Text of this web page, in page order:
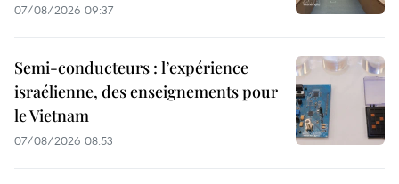
07/08/2026 09:37
Semi-conducteurs : l’expérience
israélienne, des enseignements pour
le Vietnam
07/08/2026 08:53